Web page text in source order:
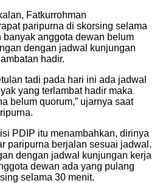
Fatkurrohman
paripurna di skorsing selama
banyak anggota dewan belum
dengan jadwal kunjungan
hadir.
tadi pada hari ini ada jadwal
yang terlambat hadir maka
belum quorum,” ujarnya saat
PDIP itu menambahkan, dirinya
paripurna berjalan sesuai jadwal.
dengan jadwal kunjungan kerja
dewan ada yang pulang
selama 30 menit.